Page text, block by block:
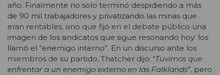
año. Finalmente no solo terminó despidiendo a más
de 90 mil trabajadores y privatizando las minas que
eran rentables, sino que fijó en el debate público una
imagen de los sindicatos que sigue resonando hoy: los
llamó el “enemigo interno”. En un discurso ante los
miembros de su partido, Thatcher dijo: “Tuvimos que
enfrentar a un enemigo externo en las Falklands”, pero